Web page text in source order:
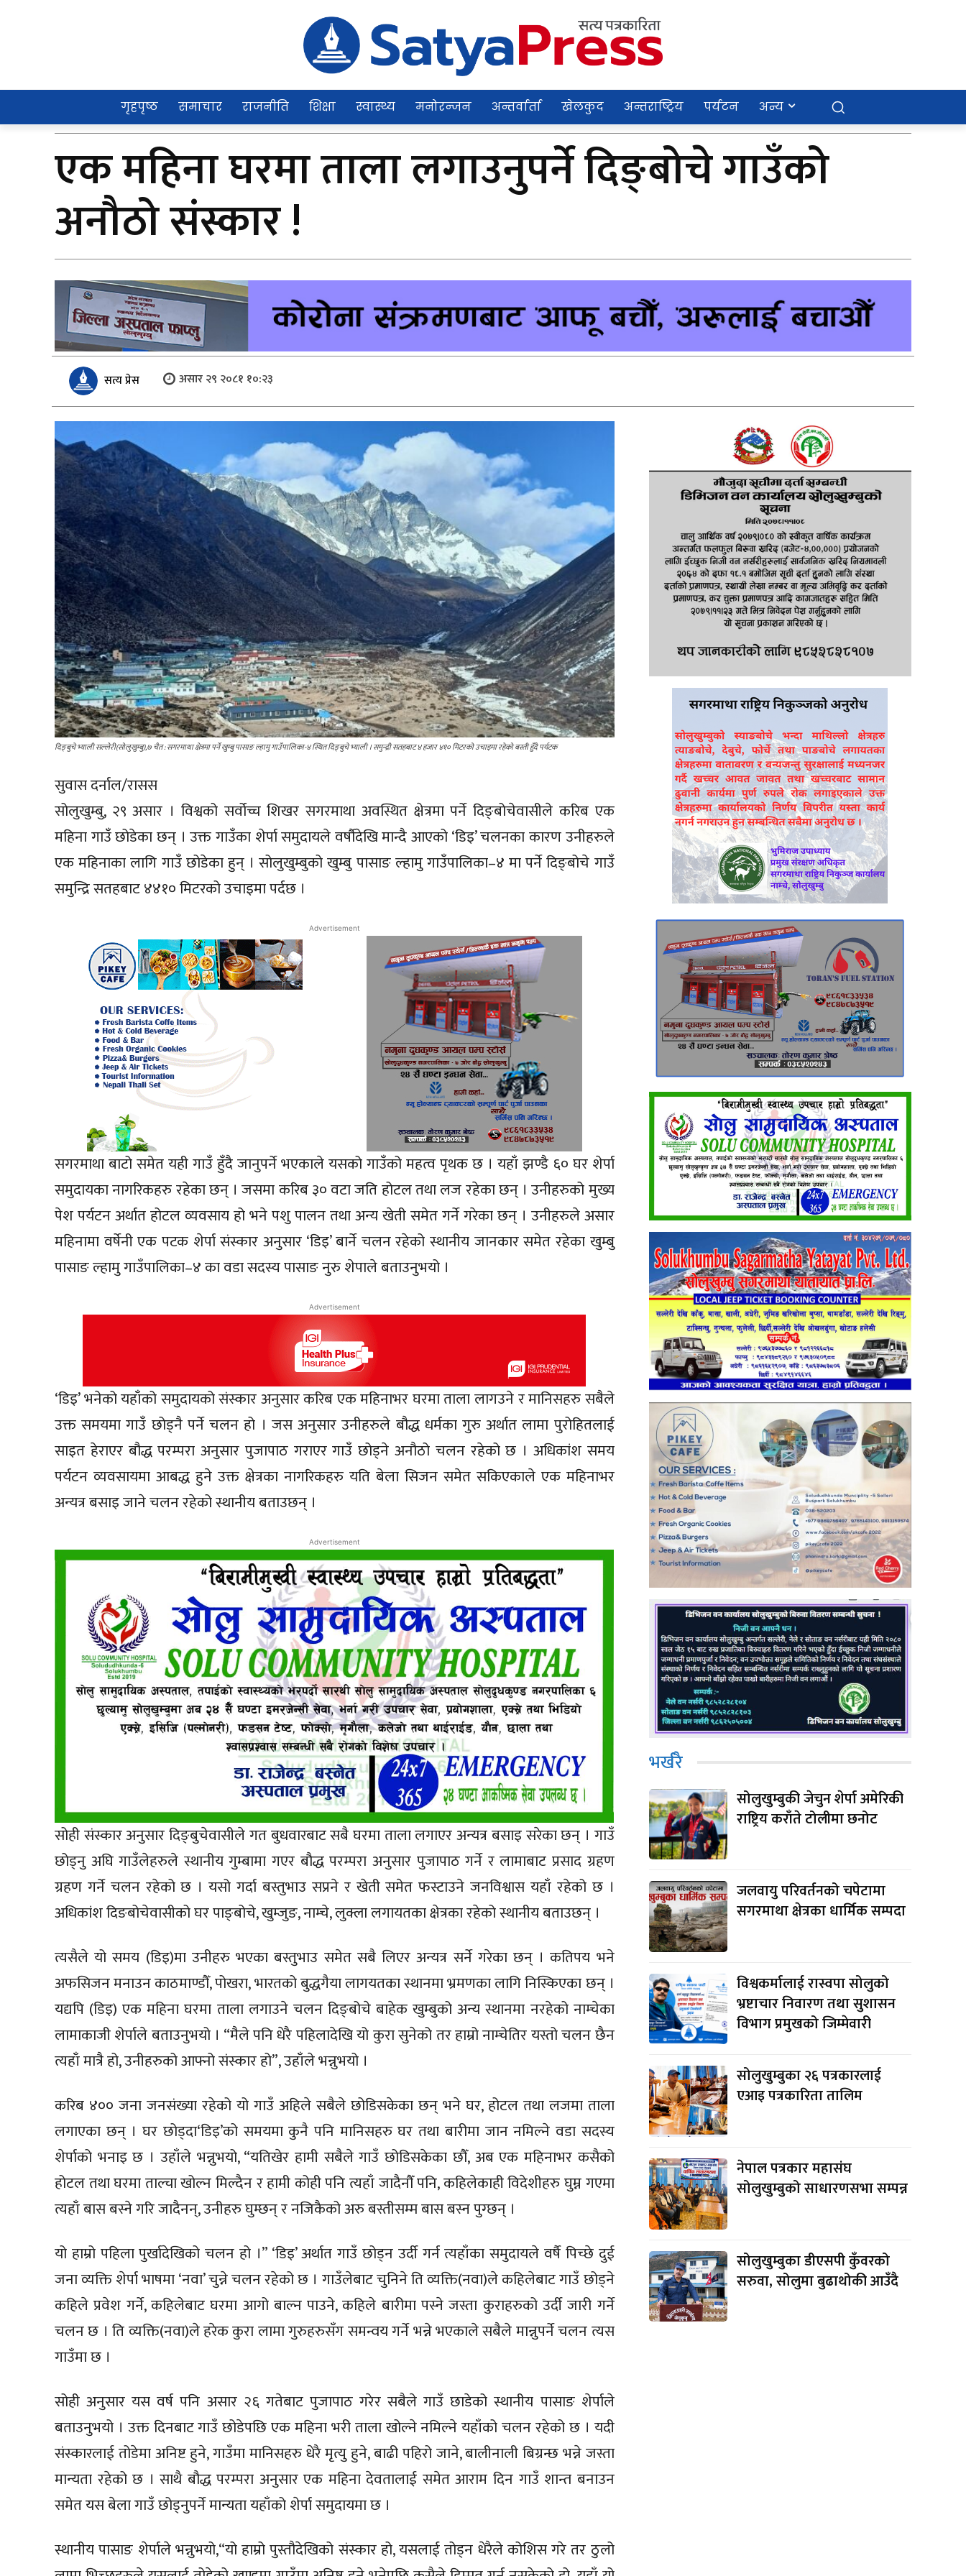
गृहपृष्ठ समाचार राजनीति शिक्षा स्वास्थ्य मनोरन्जन अन्तर्वार्ता खेलकुद अन्तराष्ट्रिय पर्यटन अन्य
एक महिना घरमा ताला लगाउनुपर्ने दिङ्बोचे गाउँको
अनौठो संस्कार !
सत्य प्रेस असार २९ २०८१ १०:२३
दिङ्बुचे भ्याली सल्लेरी(सोलुखुम्बु),७ चैत : सगरमाथा क्षेत्रमा पर्ने खुम्बु पासाङ ल्हामु गाउँपालिका-४ स्थित दिङ्बुचे भ्याली । समुन्द्री सतहबाट ४ हजार ४१० मिटरको उचाइमा रहेको बस्ती हुँदै पर्यटक
सुवास दर्नाल/रासस
सोलुखुम्बु, २९ असार । विश्वको सर्वोच्च शिखर सगरमाथा अवस्थित क्षेत्रमा पर्ने दिङ्बोचेवासीले करिब एक
महिना गाउँ छोडेका छन् । उक्त गाउँका शेर्पा समुदायले वर्षौदेखि मान्दै आएको ‘डिइ’ चलनका कारण उनीहरुले
एक महिनाका लागि गाउँ छोडेका हुन् । सोलुखुम्बुको खुम्बु पासाङ ल्हामु गाउँपालिका–४ मा पर्ने दिङ्बोचे गाउँ
समुन्द्रि सतहबाट ४४१० मिटरको उचाइमा पर्दछ ।
Advertisement
सगरमाथा बाटो समेत यही गाउँ हुँदै जानुपर्ने भएकाले यसको गाउँको महत्व पृथक छ । यहाँ झण्डै ६० घर शेर्पा
समुदायका नागरिकहरु रहेका छन् । जसमा करिब ३० वटा जति होटल तथा लज रहेका छन् । उनीहरुको मुख्य
पेश पर्यटन अर्थात होटल व्यवसाय हो भने पशु पालन तथा अन्य खेती समेत गर्ने गरेका छन् । उनीहरुले असार
महिनामा वर्षेनी एक पटक शेर्पा संस्कार अनुसार ‘डिइ’ बार्ने चलन रहेको स्थानीय जानकार समेत रहेका खुम्बु
पासाङ ल्हामु गाउँपालिका–४ का वडा सदस्य पासाङ नुरु शेपाले बताउनुभयो ।
Advertisement
‘डिइ’ भनेको यहाँको समुदायको संस्कार अनुसार करिब एक महिनाभर घरमा ताला लागउने र मानिसहरु सबैले
उक्त समयमा गाउँ छोड्नै पर्ने चलन हो । जस अनुसार उनीहरुले बौद्ध धर्मका गुरु अर्थात लामा पुरोहितलाई
साइत हेराएर बौद्ध परम्परा अनुसार पुजापाठ गराएर गाउँ छोड्ने अनौठो चलन रहेको छ । अधिकांश समय
पर्यटन व्यवसायमा आबद्ध हुने उक्त क्षेत्रका नागरिकहरु यति बेला सिजन समेत सकिएकाले एक महिनाभर
अन्यत्र बसाइ जाने चलन रहेको स्थानीय बताउछन् ।
Advertisement
सोही संस्कार अनुसार दिङ्बुचेवासीले गत बुधवारबाट सबै घरमा ताला लगाएर अन्यत्र बसाइ सरेका छन् । गाउँ
छोड्नु अघि गाउँलेहरुले स्थानीय गुम्बामा गएर बौद्ध परम्परा अनुसार पुजापाठ गर्ने र लामाबाट प्रसाद ग्रहण
ग्रहण गर्ने चलन रहेको छ । यसो गर्दा बस्तुभाउ सप्रने र खेती समेत फस्टाउने जनविश्वास यहाँ रहेको छ ।
अधिकांश दिङबोचेवासीको घर पाङ्बोचे, खुम्जुङ, नाम्चे, लुक्ला लगायतका क्षेत्रका रहेको स्थानीय बताउछन् ।
त्यसैले यो समय (डिइ)मा उनीहरु भएका बस्तुभाउ समेत सबै लिएर अन्यत्र सर्ने गरेका छन् । कतिपय भने
अफसिजन मनाउन काठमाण्डौँ, पोखरा, भारतको बुद्धगैया लागयतका स्थानमा भ्रमणका लागि निस्किएका छन् ।
यद्यपि (डिइ) एक महिना घरमा ताला लगाउने चलन दिङ्बोचे बाहेक खुम्बुको अन्य स्थानमा नरहेको नाम्चेका
लामाकाजी शेर्पाले बताउनुभयो । “मैले पनि धेरै पहिलादेखि यो कुरा सुनेको तर हाम्रो नाम्चेतिर यस्तो चलन छैन
त्यहाँ मात्रै हो, उनीहरुको आफ्नो संस्कार हो”, उहाँले भन्नुभयो ।
करिब ४०० जना जनसंख्या रहेको यो गाउँ अहिले सबैले छोडिसकेका छन् भने घर, होटल तथा लजमा ताला
लगाएका छन् । घर छोड्दा‘डिइ’को समयमा कुनै पनि मानिसहरु घर तथा बारीमा जान नमिल्ने वडा सदस्य
शेर्पाको भनाइ छ । उहाँले भन्नुभयो, “यतिखेर हामी सबैले गाउँ छोडिसकेका छौँ, अब एक महिनाभर कसैको
होटल तथा घरमा ताल्चा खोल्न मिल्दैन र हामी कोही पनि त्यहाँ जादैनौँ पनि, कहिलेकाही विदेशीहरु घुम्न गएमा
त्यहाँ बास बस्ने गरि जादैनन्, उनीहरु घुम्छन् र नजिकैको अरु बस्तीसम्म बास बस्न पुग्छन् ।
यो हाम्रो पहिला पुर्खादेखिको चलन हो ।” ‘डिइ’ अर्थात गाउँ छोड्न उर्दी गर्न त्यहाँका समुदायले वर्षै पिच्छे दुई
जना व्यक्ति शेर्पा भाषमा ‘नवा’ चुन्ने चलन रहेको छ । गाउँलेबाट चुनिने ति व्यक्ति(नवा)ले कहिलेबाट गाउँ छोड्ने
कहिले प्रवेश गर्ने, कहिलेबाट घरमा आगो बाल्न पाउने, कहिले बारीमा पस्ने जस्ता कुराहरुको उर्दी जारी गर्ने
चलन छ । ति व्यक्ति(नवा)ले हरेक कुरा लामा गुरुहरुसँग समन्वय गर्ने भन्ने भएकाले सबैले मान्नुपर्ने चलन त्यस
गाउँमा छ ।
सोही अनुसार यस वर्ष पनि असार २६ गतेबाट पुजापाठ गरेर सबैले गाउँ छाडेको स्थानीय पासाङ शेर्पाले
बताउनुभयो । उक्त दिनबाट गाउँ छोडेपछि एक महिना भरी ताला खोल्ने नमिल्ने यहाँको चलन रहेको छ । यदी
संस्कारलाई तोडेमा अनिष्ट हुने, गाउँमा मानिसहरु धेरै मृत्यु हुने, बाढी पहिरो जाने, बालीनाली बिग्रन्छ भन्ने जस्ता
मान्यता रहेको छ । साथै बौद्ध परम्परा अनुसार एक महिना देवतालाई समेत आराम दिन गाउँ शान्त बनाउन
समेत यस बेला गाउँ छोड्नुपर्ने मान्यता यहाँको शेर्पा समुदायमा छ ।
स्थानीय पासाङ शेर्पाले भन्नुभयो,“यो हाम्रो पुस्तौदेखिको संस्कार हो, यसलाई तोड्न धेरैले कोशिस गरे तर ठुलो
भर्खरै
सोलुखुम्बुकी जेचुन शेर्पा अमेरिकी
राष्ट्रिय कराँते टोलीमा छनोट
जलवायु परिवर्तनको चपेटामा
सगरमाथा क्षेत्रका धार्मिक सम्पदा
विश्वकर्मालाई रास्वपा सोलुको
भ्रष्टाचार निवारण तथा सुशासन
विभाग प्रमुखको जिम्मेवारी
सोलुखुम्बुका २६ पत्रकारलाई
एआइ पत्रकारिता तालिम
नेपाल पत्रकार महासंघ
सोलुखुम्बुको साधारणसभा सम्पन्न
सोलुखुम्बुका डीएसपी कुँवरको
सरुवा, सोलुमा बुढाथोकी आउँदै